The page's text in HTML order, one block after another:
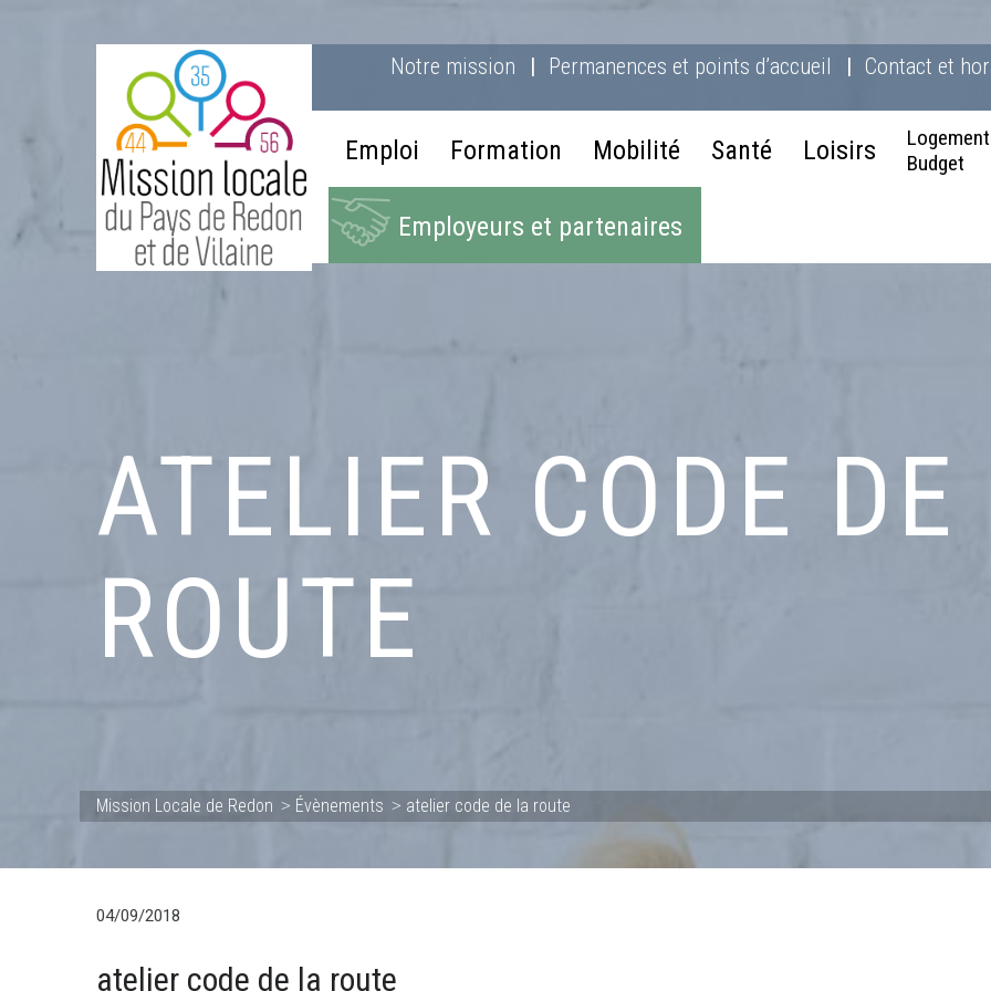
Notre mission Permanences et points d’accueil Contact et
Emploi Formation Mobilité Santé Loisirs
Logement
Budget
Employeurs et partenaires
ATELIER CODE
ROUTE
Mission Locale de Redon > Évènements > atelier code de la route
04/09/2018
atelier code de la route